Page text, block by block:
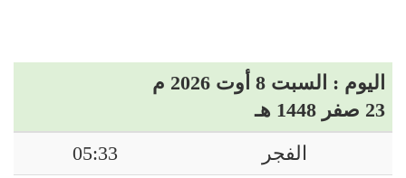
اليوم : السبت 8 أوت 2026 م
23 صفر 1448 هـ
الفجر
05:33